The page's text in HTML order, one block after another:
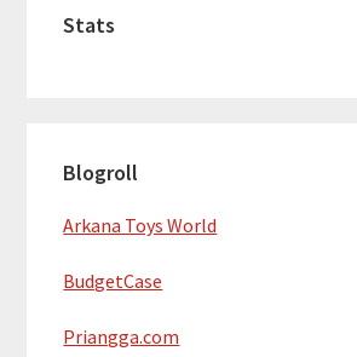
Stats
Blogroll
Arkana Toys World
BudgetCase
Priangga.com